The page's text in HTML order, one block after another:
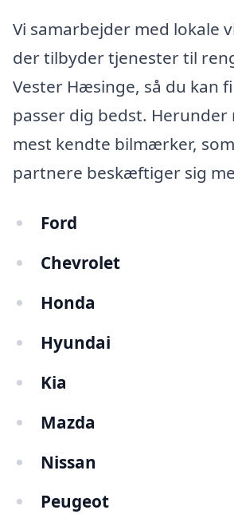
Vi samarbejder med lokale
der tilbyder tjenester til
Vester Hæsinge, så du kan
passer dig bedst. Herunder
mest kendte bilmærker,
partnere beskæftiger sig
Ford
Chevrolet
Honda
Hyundai
Kia
Mazda
Nissan
Peugeot